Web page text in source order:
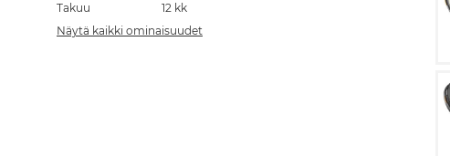
the
images
gallery
Takuu
12 kk
Näytä kaikki ominaisuudet